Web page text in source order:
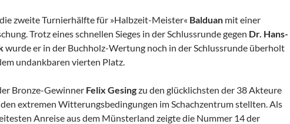
zweite Turnierhälfte für »Halbzeit-Meister« Balduan mit einer
Trotz eines schnellen Sieges in der Schlussrunde gegen Dr. Hans-
wurde er in der Buchholz-Wertung noch in der Schlussrunde überholt
undankbaren vierten Platz.
Bronze-Gewinner Felix Gesingzu den glücklichsten der 38 Akteure
extremen Witterungsbedingungen im Schachzentrum stellten. Als
Anreise aus dem Münsterland zeigte die Nummer 14 der